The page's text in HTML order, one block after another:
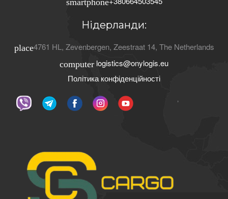
Нідерланди:
place4761 HL , Zevenbergen, Zeestraat 14, The Netherlands
computer logistics@onylogis.eu
Політика конфіденційності
ʼ